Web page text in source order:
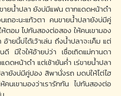
ายน้ำปลา ยังบ่มีแฟน ตากแดดหน้าดำ
เถอะนะแก้วตา คนขายน้ำปลายังบ่มีคู่
ตอม ไปกันสองต่อสอง ให้คนเขามอง
ายนี้บ่ได้เว้าเล่น ถึงน้ำปลาจะเค็ม แต่
ดี มีใจให้อ้ายบ่ว่า เชื่อเถิดแม่กานดา
ดหน้าดำ แต่เช้ายันค่ำ เร่ขายน้ำปลา
ายังบ่มีคู่ปอง สิพานั่งรถ มดบ่ให้ไต่ไฮ
นเขามองว่าเรารักกัน ไปกันสองต่อ